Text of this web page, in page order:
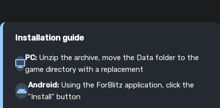
Installation guide
PC: Unzip the archive, move the Data folder to the
game directory with a replacement
Android: Using the ForBlitz application, click the
"Install" button